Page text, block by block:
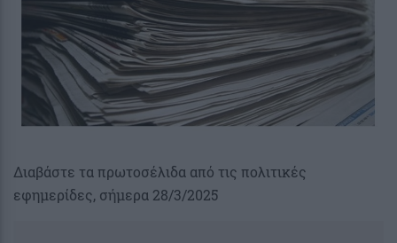
Διαβάστε τα πρωτοσέλιδα από τις πολιτικές
εφημερίδες, σήμερα 28/3/2025